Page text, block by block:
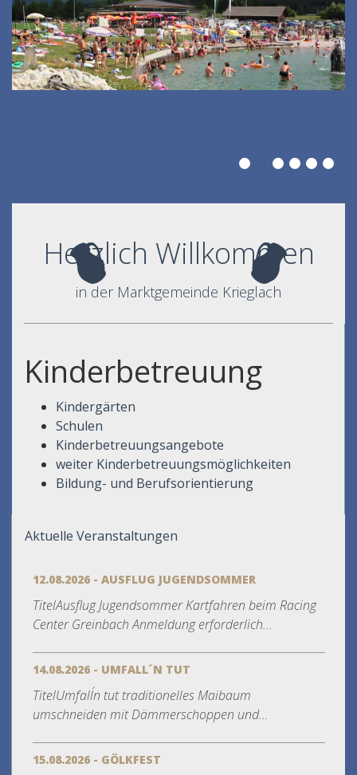
Herzlich Willkommen
in der Marktgemeinde Krieglach
Kinderbetreuung
Kindergärten
Schulen
Kinderbetreuungsangebote
weiter Kinderbetreuungsmöglichkeiten
Bildung- und Berufsorientierung
Aktuelle Veranstaltungen
12.08.2026 - AUSFLUG JUGENDSOMMER
TitelAusflug Jugendsommer Kartfahren beim Racing
Center Greinbach Anmeldung erforderlich...
14.08.2026 - UMFALL´N TUT
TitelUmfall´n tut traditionelles Maibaum
umschneiden mit Dämmerschoppen und...
15.08.2026 - GÖLKFEST